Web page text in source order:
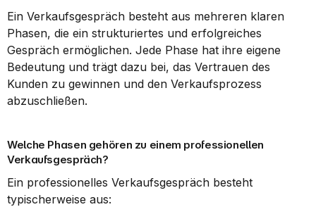
Ein Verkaufsgespräch besteht aus mehreren klaren
Phasen, die ein strukturiertes und erfolgreiches
Gespräch ermöglichen. Jede Phase hat ihre eigene
Bedeutung und trägt dazu bei, das Vertrauen des
Kunden zu gewinnen und den Verkaufsprozess
abzuschließen.
Welche Phasen gehören zu einem professionellen
Verkaufsgespräch?
Ein professionelles Verkaufsgespräch besteht
typischerweise aus: